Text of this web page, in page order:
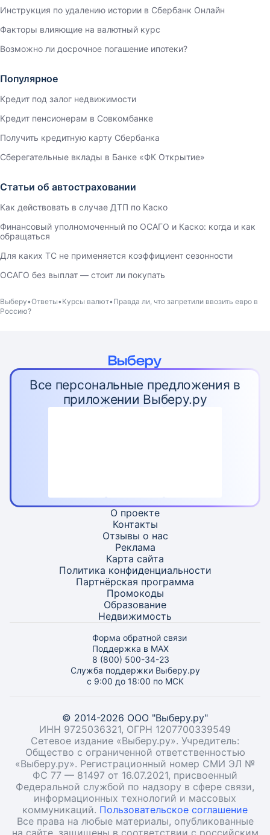
Инструкция по удалению истории в Сбербанк Онлайн
Факторы влияющие на валютный курс
Возможно ли досрочное погашение ипотеки?
Популярное
Кредит под залог недвижимости
Кредит пенсионерам в Совкомбанке
Получить кредитную карту Сбербанка
Сберегательные вклады в Банке «ФК Открытие»
Статьи об автостраховании
Как действовать в случае ДТП по Каско
Финансовый уполномоченный по ОСАГО и Каско: когда и как
обращаться
Для каких ТС не применяется коэффициент сезонности
ОСАГО без выплат — стоит ли покупать
Выберу Ответы Курсы валют Правда ли, что запретили ввозить евро в
Россию?
Все персональные предложения в
приложении Выберу.ру
О проекте
Контакты
Отзывы о нас
Реклама
Карта сайта
Политика конфиденциальности
Партнёрская программа
Промокоды
Образование
Недвижимость
Форма обратной связи
Поддержка в MAX
8 (800) 500-34-23
Служба поддержки Выберу.ру
с 9:00 до 18:00 по МСК
© 2014-2026 ООО "Выберу.ру"
ИНН 9725036321, ОГРН 1207700339549
Сетевое издание «Выберу.ру». Учредитель:
Общество с ограниченной ответственностью
«Выберу.ру». Регистрационный номер СМИ ЭЛ №
ФС 77 — 81497 от 16.07.2021, присвоенный
Федеральной службой по надзору в сфере связи,
информационных технологий и массовых
коммуникаций. Пользовательское соглашение
Все права на любые материалы, опубликованные
на сайте, защищены в соответствии с российским